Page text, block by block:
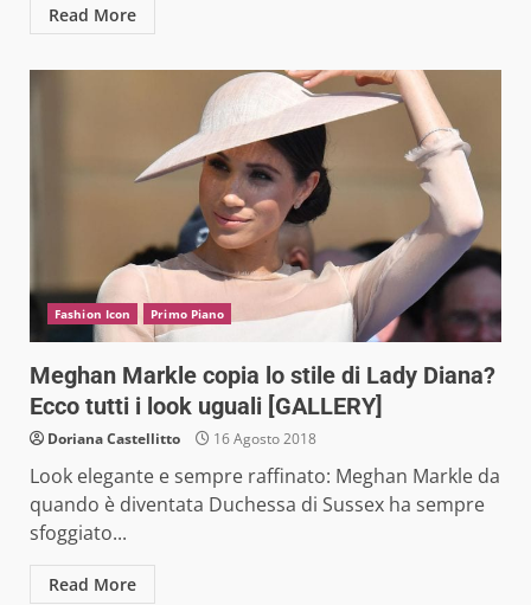
Read More
Fashion Icon Primo Piano
Meghan Markle copia lo stile di Lady Diana?
Ecco tutti i look uguali [GALLERY]
Doriana Castellitto 16 Agosto 2018
Look elegante e sempre raffinato: Meghan Markle da
quando è diventata Duchessa di Sussex ha sempre
sfoggiato...
Read More